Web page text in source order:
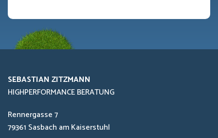
SEBASTIAN ZITZMANN
HIGHPERFORMANCE BERATUNG
Rennergasse 7
79361 Sasbach am Kaiserstuhl